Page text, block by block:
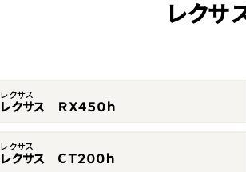
レクサ
レクサス
レクサス ＲＸ４５０ｈ
レクサス
レクサス ＣＴ２００ｈ